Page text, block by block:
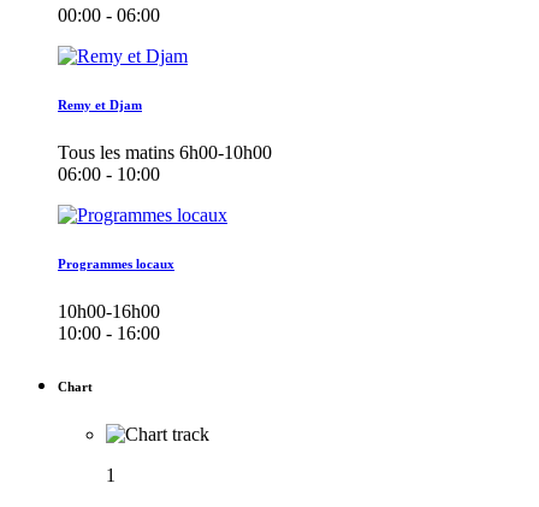
00:00 - 06:00
Remy et Djam
Tous les matins 6h00-10h00
06:00 - 10:00
Programmes locaux
10h00-16h00
10:00 - 16:00
Chart
1